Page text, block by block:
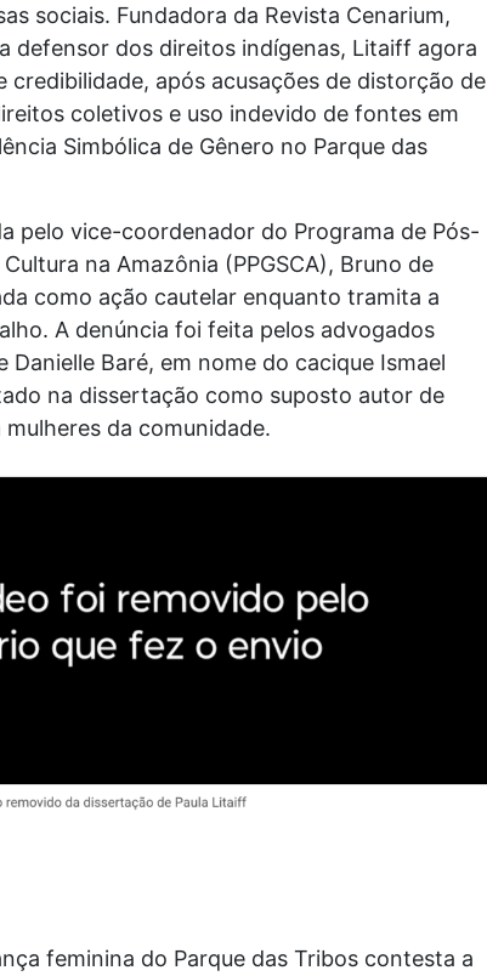
sociais. Fundadora da Revista Cenarium,
defensor dos direitos indígenas, Litaiff agora
credibilidade, após acusações de distorção de
coletivos e uso indevido de fontes em
Simbólica de Gênero no Parque das
pelo vice-coordenador do Programa de Pós-
na Amazônia (PPGSCA), Bruno de
como ação cautelar enquanto tramita a
A denúncia foi feita pelos advogados
Danielle Baré, em nome do cacique Ismael
na dissertação como suposto autor de
da comunidade.
feminina do Parque das Tribos contesta a